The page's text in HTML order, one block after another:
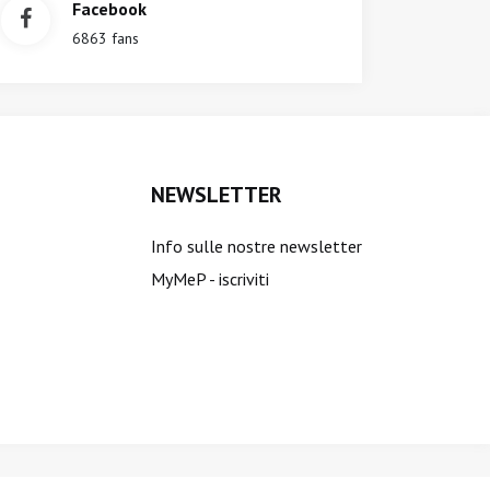
Facebook
6863 fans
NEWSLETTER
Info sulle nostre newsletter
MyMeP - iscriviti